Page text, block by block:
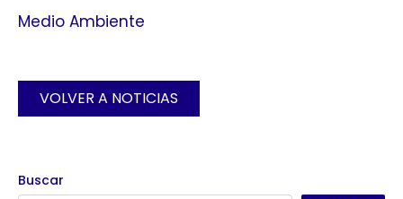
Medio Ambiente
VOLVER A NOTICIAS
Buscar